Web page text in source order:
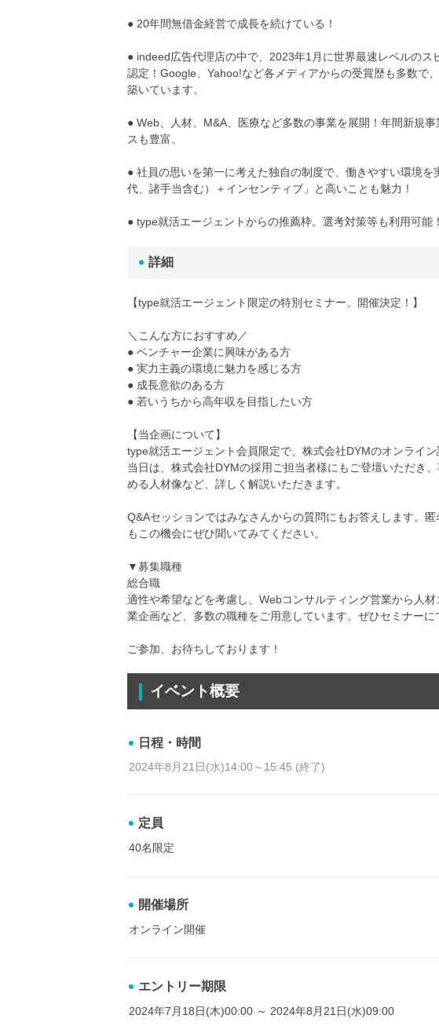
● 20年間無借金経営で成長を続けている！
● indeed広告代理店の中で、2023年1月に世界最速レベルの
認定！Google、Yahoo!など各メディアからの受賞歴も多数で
築いています。
● Web、人材、M&A、医療など多数の事業を展開！年間新規
スも豊富。
● 社員の思いを第一に考えた独自の制度で、働きやすい環境
代、諸手当含む）＋インセンティブ」と高いことも魅力！
● type就活エージェントからの推薦枠。選考対策等も利用可能！
詳細
【type就活エージェント限定の特別セミナー、開催決定！】
＼こんな方におすすめ／
● ベンチャー企業に興味がある方
● 実力主義の環境に魅力を感じる方
● 成長意欲のある方
● 若いうちから高年収を目指したい方
【当企画について】
type就活エージェント会員限定で、株式会社DYMのオンライン
当日は、株式会社DYMの採用ご担当者様にもご登壇いただき
める人材像など、詳しく解説いただきます。
Q&Aセッションではみなさんからの質問にもお答えします。
もこの機会にぜひ聞いてみてください。
▼募集職種
総合職
適性や希望などを考慮し、Webコンサルティング営業から人
業企画など、多数の職種をご用意しています。ぜひセミナーに
ご参加、お待ちしております！
イベント概要
日程・時間
2024年8月21日(水)14:00～15:45 (終了)
定員
40名限定
開催場所
オンライン開催
エントリー期限
2024年7月18日(木)00:00 ～ 2024年8月21日(水)09:00